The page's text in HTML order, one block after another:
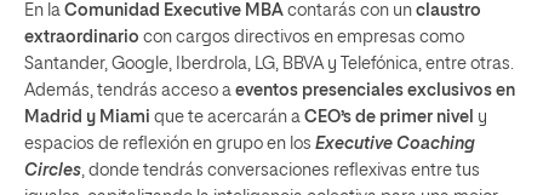
En la Comunidad Executive MBA contarás con un claustro
extraordinario con cargos directivos en empresas como
Santander, Google, Iberdrola, LG, BBVA y Telefónica, entre otras.
Además, tendrás acceso a eventos presenciales exclusivos en
Madrid y Miami que te acercarán a CEO’s de primer nivel y
espacios de reflexión en grupo en los Executive Coaching
Circles , donde tendrás conversaciones reflexivas entre tus